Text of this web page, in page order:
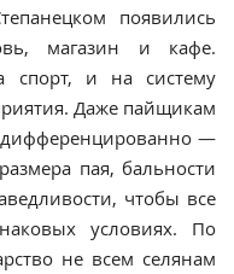
появились
магазин и кафе.
спорт, и на систему
Даже пайщикам
дифференцированно —
пая, бальности
чтобы все
условиях. По
не всем селянам